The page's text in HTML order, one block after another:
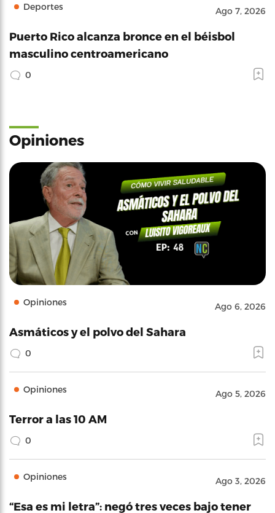
Deportes Ago 7, 2026
Puerto Rico alcanza bronce en el béisbol
masculino centroamericano
0
Opiniones
Opiniones Ago 6, 2026
Asmáticos y el polvo del Sahara
0
Opiniones Ago 5, 2026
Terror a las 10 AM
0
Opiniones Ago 3, 2026
“Esa es mi letra”: negó tres veces bajo tener